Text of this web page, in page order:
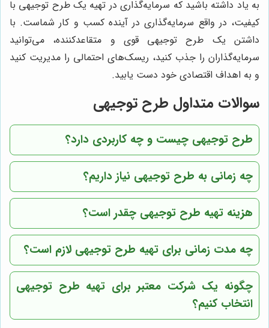
به یاد داشته باشید که سرمایه‌گذاری در تهیه یک طرح توجیهی با
کیفیت، در واقع سرمایه‌گذاری در آینده کسب و کار شماست. با
داشتن یک طرح توجیهی قوی و متقاعدکننده، می‌توانید
سرمایه‌گذاران را جذب کنید، ریسک‌های احتمالی را مدیریت کنید
و به اهداف اقتصادی خود دست یابید.
سوالات متداول طرح توجیهی
طرح توجیهی چیست و چه کاربردی دارد؟
چه زمانی به طرح توجیهی نیاز داریم؟
هزینه تهیه طرح توجیهی چقدر است؟
چه مدت زمانی برای تهیه طرح توجیهی لازم است؟
چگونه یک شرکت معتبر برای تهیه طرح توجیهی
انتخاب کنیم؟